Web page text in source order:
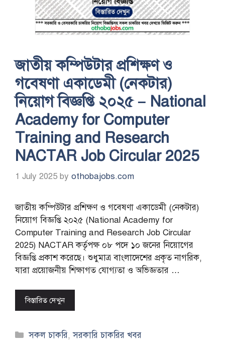
জাতীয় কম্পিউটার প্রশিক্ষণ ও
গবেষণা একাডেমী (নেকটার)
নিয়োগ বিজ্ঞপ্তি ২০২৫ – National
Academy for Computer
Training and Research
NACTAR Job Circular 2025
1 July 2025 by othobajobs.com
জাতীয় কম্পিউটার প্রশিক্ষণ ও গবেষণা একাডেমী (নেকটার)
নিয়োগ বিজ্ঞপ্তি ২০২৫ (National Academy for
Computer Training and Research Job Circular
2025) NACTAR কর্তৃপক্ষ ০৮ পদে ১০ জনের নিয়োগের
বিজ্ঞপ্তি প্রকাশ করেছে। শুধুমাত্র বাংলাদেশের প্রকৃত নাগরিক,
যারা প্রয়োজনীয় শিক্ষাগত যোগ্যতা ও অভিজ্ঞতার …
বিস্তারিত দেখুন
Categories
সকল চাকরি,সরকারি চাকরির খবর